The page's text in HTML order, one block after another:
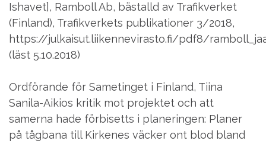
Ishavet], Ramboll Ab, bästalld av Trafikverket
(Finland), Trafikverkets publikationer 3/2018,
https://julkaisut.liikennevirasto.fi/pdf8/
(läst 5.10.2018)
Ordförande för Sametinget i Finland, Tiina
Sanila-Aikios kritik mot projektet och att
samerna hade förbisetts i planeringen: Planer
på tågbana till Kirkenes väcker ont blod bland